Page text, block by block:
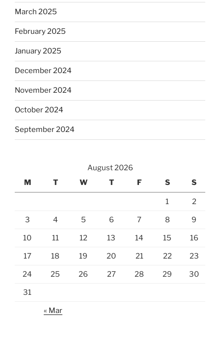
March 2025
February 2025
January 2025
December 2024
November 2024
October 2024
September 2024
August 2026
M
T W T F S S
1 2
3 4 5 6 7 8 9
10 11 12 13 14 15 16
17 18 19 20 21 22 23
24 25 26 27 28 29 30
31
« Mar